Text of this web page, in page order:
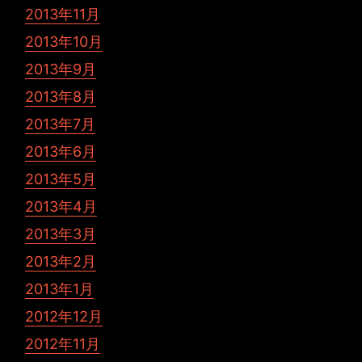
2013年11月
2013年10月
2013年9月
2013年8月
2013年7月
2013年6月
2013年5月
2013年4月
2013年3月
2013年2月
2013年1月
2012年12月
2012年11月